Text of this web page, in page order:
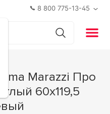
8 800 775-13-45
60х119,5